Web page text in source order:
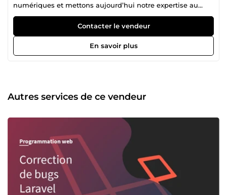
numériques et mettons aujourd’hui notre expertise au
service de l’analyse de données, de l’automatisation, de la
performance et de la sécurité. Notre approche s’appuie sur
la maîtrise des environnements data (Excel avancé,
dashboards, traitements, modélisation), du
développement back-end (notamment Laravel) et des
sécurisation de leurs données. L’humain reste au cœur de
notre démarche : pédagogie, transparence et excellence
Anciennement big_bang, notre activité a évolué : après
l’explosion créative des débuts, nous nous sommes
recentrés sur l’essentiel — la matière première du
numérique : vos données. C’est ainsi qu’est né
matter_stats, une identité plus mature et plus précise,
dédiée à l’analyse, aux statistiques, à l’automatisation et à
la sécurité. Notre mission : transformer la matière brute en
décisions claires, fiables et exploitables.
Contacter le vendeur
En savoir plus
Autres services de ce vendeur